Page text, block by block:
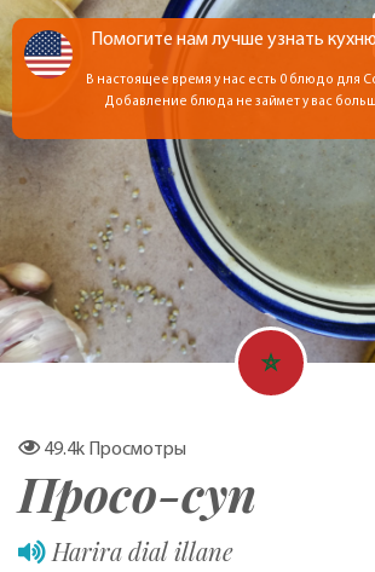
49.4k Просмотры
Просо-суп
Harira dial illane
Помогите нам лучше узнать
В настоящее время у нас есть 0 блюдо для
Добавление блюда не займет у вас